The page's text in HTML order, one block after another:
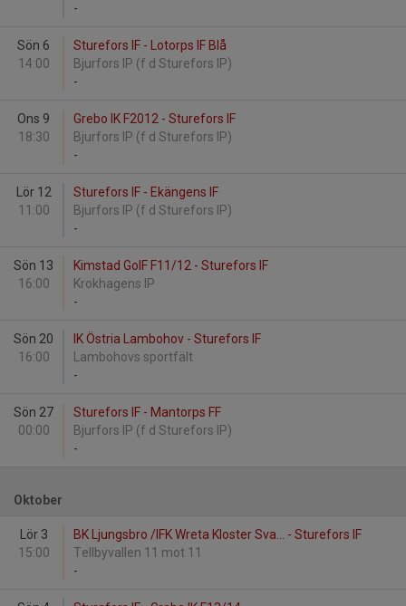
-
Sön 6
14:00
Sturefors IF - Lotorps IF Blå
Bjurfors IP (f d Sturefors IP)
-
Ons 9
18:30
Grebo IK F2012 - Sturefors IF
Bjurfors IP (f d Sturefors IP)
-
Lör 12
11:00
Sturefors IF - Ekängens IF
Bjurfors IP (f d Sturefors IP)
-
Sön 13
16:00
Kimstad GoIF F11/12 - Sturefors IF
Krokhagens IP
-
Sön 20
16:00
IK Östria Lambohov - Sturefors IF
Lambohovs sportfält
-
Sön 27
00:00
Sturefors IF - Mantorps FF
Bjurfors IP (f d Sturefors IP)
-
Oktober
Lör 3
15:00
BK Ljungsbro /IFK Wreta Kloster Sva... - Sturefors IF
Tellbyvallen 11 mot 11
-